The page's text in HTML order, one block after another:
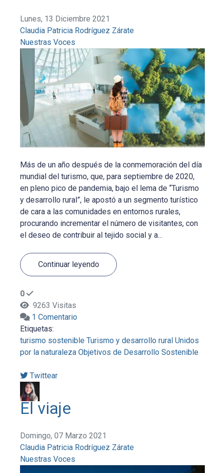
Lunes, 13 Diciembre 2021
Claudia Patricia Rodríguez Zárate
Nuestras Voces
Más de un año después de la conmemoración del día
mundial del turismo, que, para septiembre de 2020,
en pleno pico de pandemia, bajo el lema de “Turismo
y desarrollo rural”, le apostó a un segmento turístico
de cara a las comunidades en entornos rurales,
procurando incrementar el número de visitantes, con
el deseo de contribuir al tejido social y a...
Continuar leyendo
0
9263 Visitas
1 Comentario
Etiquetas:
turismo sostenible Turismo y desarrollo rural Unidos
por la naturaleza Objetivos de Desarrollo Sostenible
Twittear
El viaje
Domingo, 07 Marzo 2021
Claudia Patricia Rodríguez Zárate
Nuestras Voces